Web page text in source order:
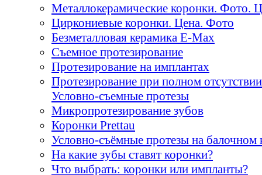
Металлокерамические коронки. Фото.
Циркониевые коронки. Цена. Фото
Безметалловая керамика E-Max
Cъемное протезирование
Протезирование на имплантах
Протезирование при полном
Условно-съемные протезы
Микропротезирование зубов
Коронки Prettau
Условно-съёмные протезы на балочном
На какие зубы ставят коронки?
Что выбрать: коронки или импланты?